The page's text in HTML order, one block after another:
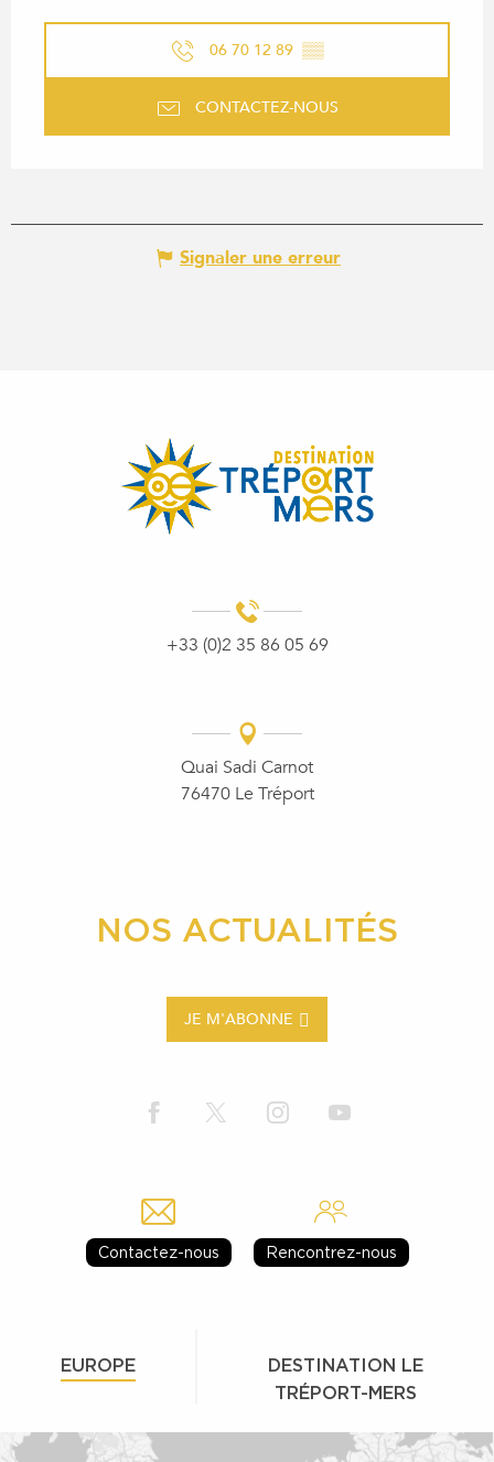
06 70 12 89 ▒▒
CONTACTEZ-NOUS
Signaler une erreur
+33 (0)2 35 86 05 69
Quai Sadi Carnot
76470 Le Tréport
NOS ACTUALITÉS
JE M'ABONNE
Contactez-nous Rencontrez-nous
EUROPE
DESTINATION LE
TRÉPORT-MERS